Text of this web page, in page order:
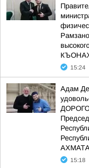
15:24
Адам
15:18